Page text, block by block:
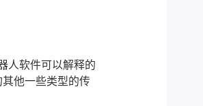
人软件可以解释的
他一些类型的传